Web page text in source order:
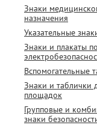
Знаки
назначения
Указательные
Знаки и плакаты по
Вспомогательные
Знаки и таблички
площадок
Групповые и
знаки